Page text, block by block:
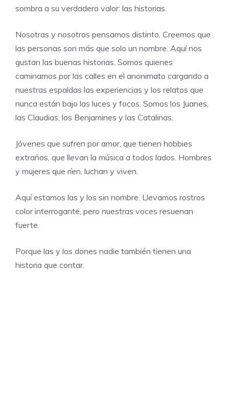
sombra a su verdadero valor: las historias.
Nosotras y nosotros pensamos distinto. Creemos que
las personas son más que solo un nombre. Aquí nos
gustan las buenas historias. Somos quienes
caminamos por las calles en el anonimato cargando a
nuestras espaldas las experiencias y los relatos que
nunca están bajo las luces y focos. Somos los Juanes,
las Claudias, los Benjamines y las Catalinas.
Jóvenes que sufren por amor, que tienen hobbies
extraños, que llevan la música a todos lados. Hombres
y mujeres que ríen, luchan y viven.
Aquí estamos las y los sin nombre. Llevamos rostros
color interrogante, pero nuestras voces resuenan
fuerte.
Porque las y los dones nadie también tienen una
historia que contar.